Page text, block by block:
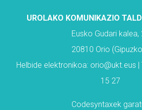
UROLAKO KOMUNIKAZIO
Eusko Gudari kalea,
20810 Orio
Helbide elektronikoa: orio@ukt.eus
15 27
Codesyntaxek